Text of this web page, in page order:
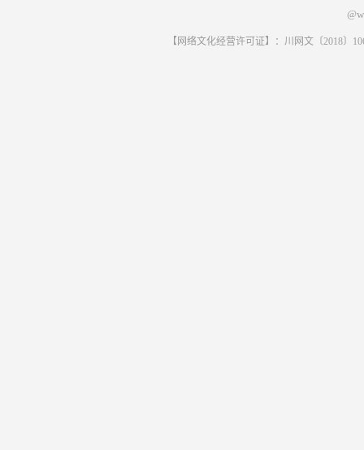
【网络文化经营许可证】：川网文〔2018